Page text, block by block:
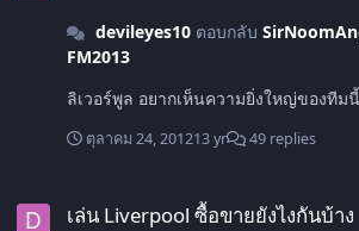
devileyes10ตอบกลับ
FM2013
ลิเวอร์พูล อยากเห็นความยิ่งใหญ่ของทีมนี้
ตุลาคม 24, 201213 yr 49 replies
เล่น Liverpool ซื้อขายยังไงกันบ้าง